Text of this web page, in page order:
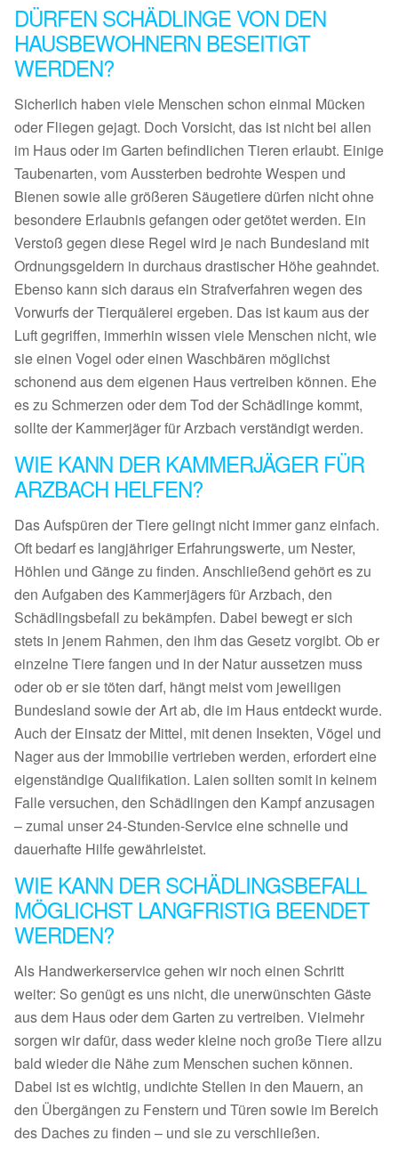
DÜRFEN SCHÄDLINGE VON DEN
HAUSBEWOHNERN BESEITIGT
WERDEN?
Sicherlich haben viele Menschen schon einmal Mücken
oder Fliegen gejagt. Doch Vorsicht, das ist nicht bei allen
im Haus oder im Garten befindlichen Tieren erlaubt. Einige
Taubenarten, vom Aussterben bedrohte Wespen und
Bienen sowie alle größeren Säugetiere dürfen nicht ohne
besondere Erlaubnis gefangen oder getötet werden. Ein
Verstoß gegen diese Regel wird je nach Bundesland mit
Ordnungsgeldern in durchaus drastischer Höhe geahndet.
Ebenso kann sich daraus ein Strafverfahren wegen des
Vorwurfs der Tierquälerei ergeben. Das ist kaum aus der
Luft gegriffen, immerhin wissen viele Menschen nicht, wie
sie einen Vogel oder einen Waschbären möglichst
schonend aus dem eigenen Haus vertreiben können. Ehe
es zu Schmerzen oder dem Tod der Schädlinge kommt,
sollte der Kammerjäger für Arzbach verständigt werden.
WIE KANN DER KAMMERJÄGER FÜR
ARZBACH HELFEN?
Das Aufspüren der Tiere gelingt nicht immer ganz einfach.
Oft bedarf es langjähriger Erfahrungswerte, um Nester,
Höhlen und Gänge zu finden. Anschließend gehört es zu
den Aufgaben des Kammerjägers für Arzbach, den
Schädlingsbefall zu bekämpfen. Dabei bewegt er sich
stets in jenem Rahmen, den ihm das Gesetz vorgibt. Ob er
einzelne Tiere fangen und in der Natur aussetzen muss
oder ob er sie töten darf, hängt meist vom jeweiligen
Bundesland sowie der Art ab, die im Haus entdeckt wurde.
Auch der Einsatz der Mittel, mit denen Insekten, Vögel und
Nager aus der Immobilie vertrieben werden, erfordert eine
eigenständige Qualifikation. Laien sollten somit in keinem
Falle versuchen, den Schädlingen den Kampf anzusagen
– zumal unser 24-Stunden-Service eine schnelle und
dauerhafte Hilfe gewährleistet.
WIE KANN DER SCHÄDLINGSBEFALL
MÖGLICHST LANGFRISTIG BEENDET
WERDEN?
Als Handwerkerservice gehen wir noch einen Schritt
weiter: So genügt es uns nicht, die unerwünschten Gäste
aus dem Haus oder dem Garten zu vertreiben. Vielmehr
sorgen wir dafür, dass weder kleine noch große Tiere allzu
bald wieder die Nähe zum Menschen suchen können.
Dabei ist es wichtig, undichte Stellen in den Mauern, an
den Übergängen zu Fenstern und Türen sowie im Bereich
des Daches zu finden – und sie zu verschließen.